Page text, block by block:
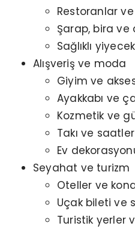
Restoranlar
Şarap, bira ve
Sağlıklı
Alışveriş ve moda
Giyim ve
Ayakkabı ve
Kozmetik ve
Takı ve saatler
Ev
Seyahat ve turizm
Oteller ve
Uçak bileti ve
Turistik yerler